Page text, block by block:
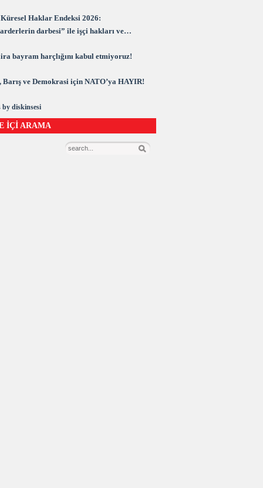
Haklar Endeksi 2026:
darbesi” ile işçi hakları ve
bayram harçlığını kabul etmiyoruz!
Barış ve Demokrasi için NATO’ya HAYIR!
by diskinsesi
İÇİ ARAMA